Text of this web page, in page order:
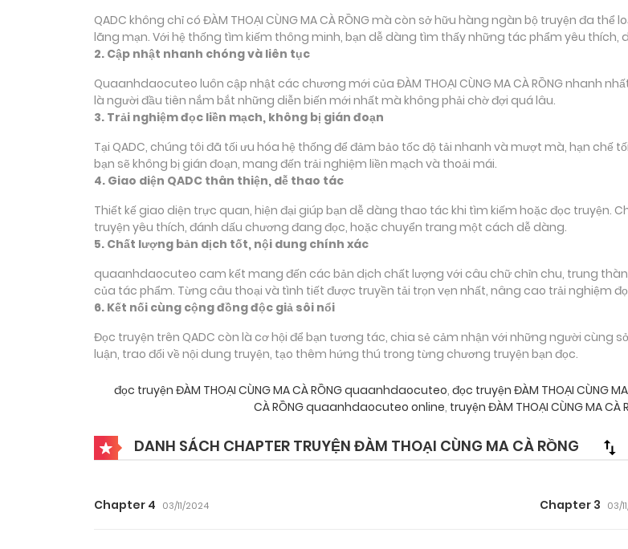
QADC không chỉ có ĐÀM THOẠI CÙNG MA CÀ RỒNG mà còn sở hữu hàng ngàn bộ truyện đa
lãng mạn. Với hệ thống tìm kiếm thông minh, bạn dễ dàng tìm thấy những tác phẩm yêu thích,
2. Cập nhật nhanh chóng và liên tục
Quaanhdaocuteo luôn cập nhật các chương mới của ĐÀM THOẠI CÙNG MA CÀ RỒNG nhanh
là người đầu tiên nắm bắt những diễn biến mới nhất mà không phải chờ đợi quá lâu.
3. Trải nghiệm đọc liền mạch, không bị gián đoạn
Tại QADC, chúng tôi đã tối ưu hóa hệ thống để đảm bảo tốc độ tải nhanh và mượt mà, hạn chế
bạn sẽ không bị gián đoạn, mang đến trải nghiệm liền mạch và thoải mái.
4. Giao diện QADC thân thiện, dễ thao tác
Thiết kế giao diện trực quan, hiện đại giúp bạn dễ dàng thao tác khi tìm kiếm hoặc đọc truyện.
truyện yêu thích, đánh dấu chương đang đọc, hoặc chuyển trang một cách dễ dàng.
5. Chất lượng bản dịch tốt, nội dung chính xác
quaanhdaocuteo cam kết mang đến các bản dịch chất lượng với câu chữ chỉn chu, trung
của tác phẩm. Từng câu thoại và tình tiết được truyền tải trọn vẹn nhất, nâng cao trải nghiệm
6. Kết nối cùng cộng đồng độc giả sôi nổi
Đọc truyện trên QADC còn là cơ hội để bạn tương tác, chia sẻ cảm nhận với những người cùng
luận, trao đổi về nội dung truyện, tạo thêm hứng thú trong từng chương truyện bạn đọc.
đọc truyện ĐÀM THOẠI CÙNG MA CÀ RỒNG quaanhdaocuteo, đọc truyện ĐÀM THOẠI CÙNG
CÀ RỒNG quaanhdaocuteo online, truyện ĐÀM THOẠI CÙNG MA
DANH SÁCH CHAPTER TRUYỆN ĐÀM THOẠI CÙNG MA CÀ RỒNG
Chapter 4 03/11/2024 Chapter 3 03/